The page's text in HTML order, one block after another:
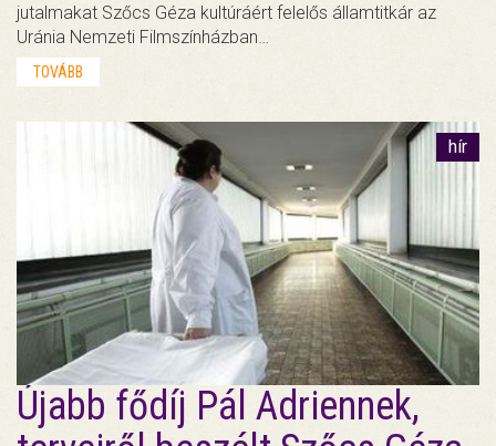
jutalmakat Szőcs Géza kultúráért felelős államtitkár az
Uránia Nemzeti Filmszínházban…
TOVÁBB
hír
Újabb fődíj Pál Adriennek,